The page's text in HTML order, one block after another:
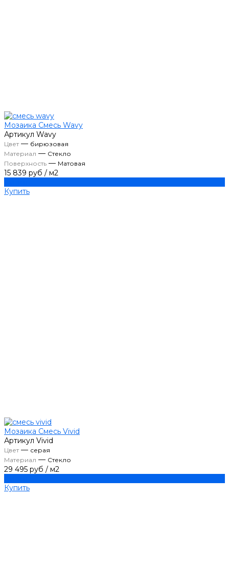
Мозаика Смесь Wavy
Артикул Wavy
Цвет— бирюзовая
Материал — Стекло
Поверхность — Матовая
15 839 руб / м2
Купить
Мозаика Смесь Vivid
Артикул Vivid
Цвет— серая
Материал — Стекло
29 495 руб / м2
Купить